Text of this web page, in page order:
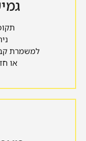
למשמרת
או